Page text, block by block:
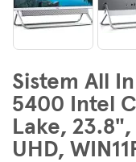
Sistem All
5400 Intel
Lake,
UHD,